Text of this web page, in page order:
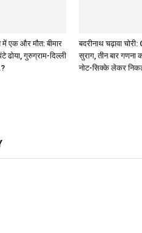
एक और मौत: बीमार
ढोया, गुरुग्राम-दिल्ली
बदरीनाथ चढ़ावा
सुराग, तीन बार गणना
नोट-सिक्के लेकर